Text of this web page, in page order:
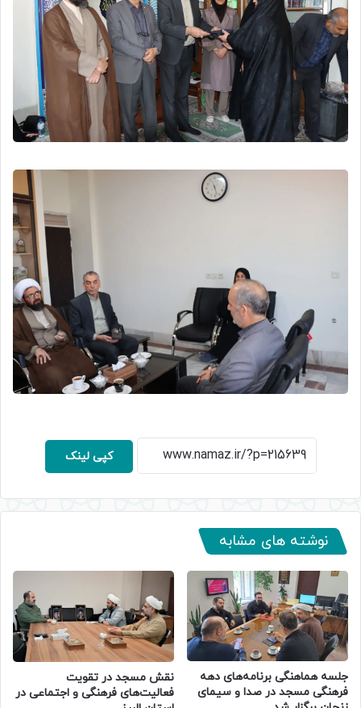
کپی لینک
نوشته های مشابه
جلسه هماهنگی برنامه‌های دهه
فرهنگی مسجد در صدا و سیمای
نقش مسجد در تقویت
فعالیت‌های فرهنگی و اجتماعی در